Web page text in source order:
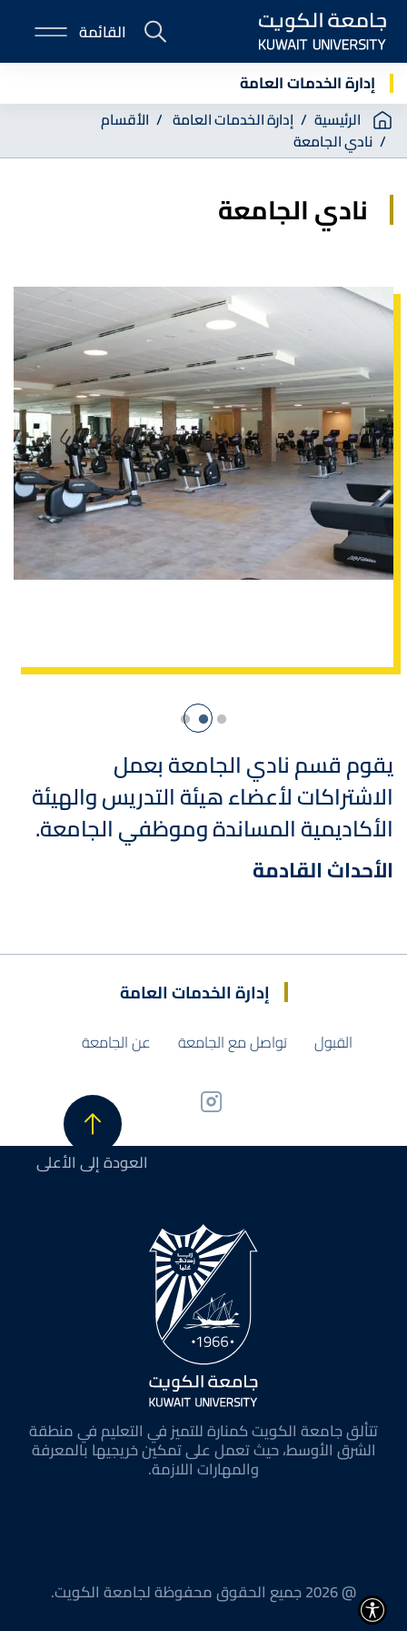
Skip
main
content
E-
Portal
القائمة
إدارة الخدمات العامة
Breadcrumb
الرئيسية إدارة الخدمات العامة
الأقسام
نادي الجامعة
نادي الجامعة
يقوم قسم نادي الجامعة بعمل
الاشتراكات لأعضاء هيئة التدريس والهيئة
الأكاديمية المساندة وموظفي الجامعة.
الأحداث القادمة
إدارة الخدمات العامة
القبول تواصل مع الجامعة عن الجامعة
العودة إلى الأعلى
تتألق جامعة الكويت كمنارة للتميز في التعليم في منطقة
الشرق الأوسط، حيث تعمل على تمكين خريجيها بالمعرفة
والمهارات اللازمة.
@ 2026 جميع الحقوق محفوظة لجامعة الكويت.